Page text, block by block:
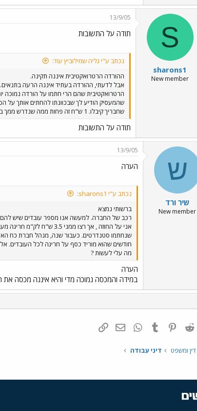
S
sharons1
New member
13/9/05
תודה על התשובות
נכתב ע"י גליה שמילוביץ עוד:
ההורדה הרטרואקטיבית איננה תקינה.
אבל לדעתי, ההורדה בעתיד איננה הרעה
הרטרואקטיבית שהם הרי חתמו על הורדה נמוכה
שהמעסיק הודיע לך שבכוונתו להחתים אותך על
שחבריך קיבלו. 1 ש"ח זה פחות ממה שנדרש ממך בהתחלה ולדעתי, אין לך כ"כ הרבה מה לעשות בעניין.
תודה על התשובות
ש
שיר ורד
New member
13/9/05
הערה
נכתב ע"י sharons1:
ברשותי נמצא
אני על החוזה , אך רצו
חודשים שהוא מוריד כסף על חריגה לכל העובדים.
מה עלי לעשות ?
הערה
במידה והמכסה נמוכה מדי והיא איננה מכסה את
Twitter
Reddit
Pinterest
Tumblr
WhatsAppדואר אלקטרוני
דין ומשפט דיני עבודה